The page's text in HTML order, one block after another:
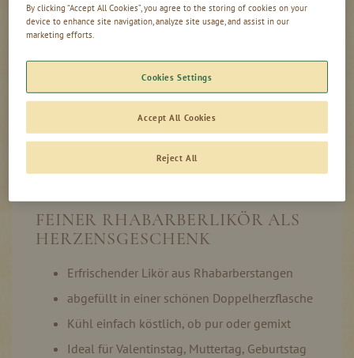
FEINER RHABARBERLIKÖR ALS
HERZENSGESCHENK
Erfrischender Likör aus Rhabarberstangen
abgefüllt in einer schönen Doppelherzflasche
Kühl einfach köstlich, ob pur oder gemixt
Ideal für Valentinstag, Muttertag, Geburtstag
By clicking “Accept All Cookies”, you agree to the storing of cookies on your
device to enhance site navigation, analyze site usage, and assist in our
marketing efforts.
Cookies Settings
Reject All
Accept All Cookies